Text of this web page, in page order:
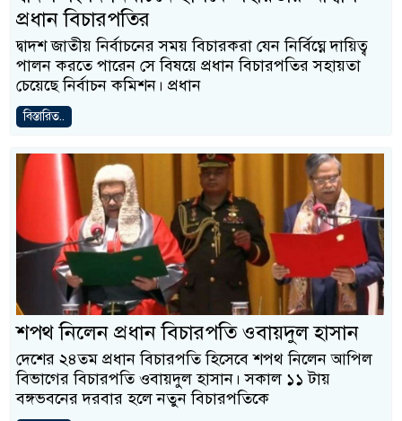
প্রধান বিচারপতির
দ্বাদশ জাতীয় নির্বাচনের সময় বিচারকরা যেন নির্বিঘ্নে দায়িত্ব
পালন করতে পারেন সে বিষয়ে প্রধান বিচারপতির সহায়তা
চেয়েছে নির্বাচন কমিশন। প্রধান
বিস্তারিত..
শপথ নিলেন প্রধান বিচারপতি ওবায়দুল হাসান
দেশের ২৪তম প্রধান বিচারপতি হিসেবে শপথ নিলেন আপিল
বিভাগের বিচারপতি ওবায়দুল হাসান। সকাল ১১ টায়
বঙ্গভবনের দরবার হলে নতুন বিচারপতিকে